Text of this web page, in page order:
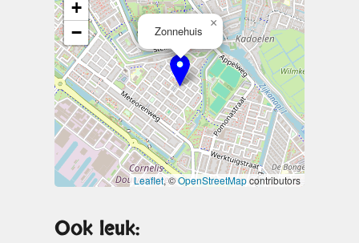
Zonnehuis
×
+
−
Leaflet, ©OpenStreetMapcontributors
Ook leuk: